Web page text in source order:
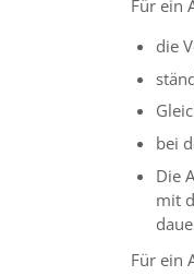
Für ein
die
bei
Die
mit
Für ein